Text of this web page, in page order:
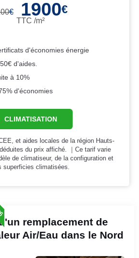
€ 1900€
TTC /m²
d'économies énergie
d'aides.
à 10%
d'économies
CLIMATISATION
et aides locales de la région Hauts-
du prix affiché. ｜Ce tarif varie
de climatiseur, de la configuration et
superficies climatisées.
remplacement de
Air/Eau dans le Nord